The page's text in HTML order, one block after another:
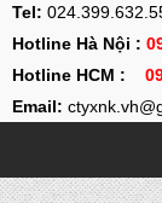
Tel:
Hotline Hà Nội :
Hotline HCM :
Email: